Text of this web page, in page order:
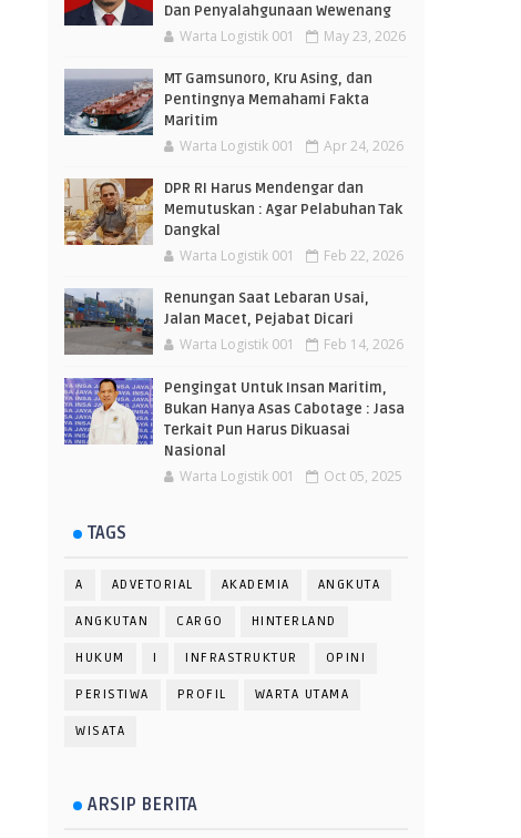
Dan Penyalahgunaan Wewenang
Warta Logistik 001 May 23, 2026
MT Gamsunoro, Kru Asing, dan
Pentingnya Memahami Fakta
Maritim
Warta Logistik 001 Apr 24, 2026
DPR RI Harus Mendengar dan
Memutuskan : Agar Pelabuhan Tak
Dangkal
Warta Logistik 001 Feb 22, 2026
Renungan Saat Lebaran Usai,
Jalan Macet, Pejabat Dicari
Warta Logistik 001 Feb 14, 2026
Pengingat Untuk Insan Maritim,
Bukan Hanya Asas Cabotage : Jasa
Terkait Pun Harus Dikuasai
Nasional
Warta Logistik 001 Oct 05, 2025
TAGS
A ADVETORIAL AKADEMIA ANGKUTA
ANGKUTAN CARGO HINTERLAND
HUKUM I INFRASTRUKTUR OPINI
PERISTIWA PROFIL WARTA UTAMA
WISATA
ARSIP BERITA